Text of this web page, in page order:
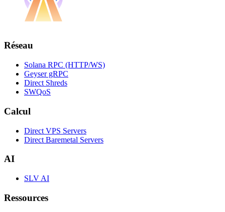
Réseau
Solana RPC (HTTP/WS)
Geyser gRPC
Direct Shreds
SWQoS
Calcul
Direct VPS Servers
Direct Baremetal Servers
AI
SLV AI
Ressources